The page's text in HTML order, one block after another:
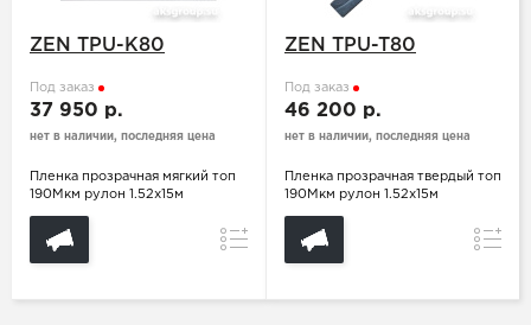
ZEN TPU-K80
Под заказ
37 950 р.
нет в наличии, последняя цена
Пленка прозрачная мягкий топ
190Мкм рулон 1.52х15м
Сравнение
ZEN TPU-T80
Под заказ
46 200 р.
нет в наличии, последняя цена
Пленка прозрачная твердый топ
190Мкм рулон 1.52х15м